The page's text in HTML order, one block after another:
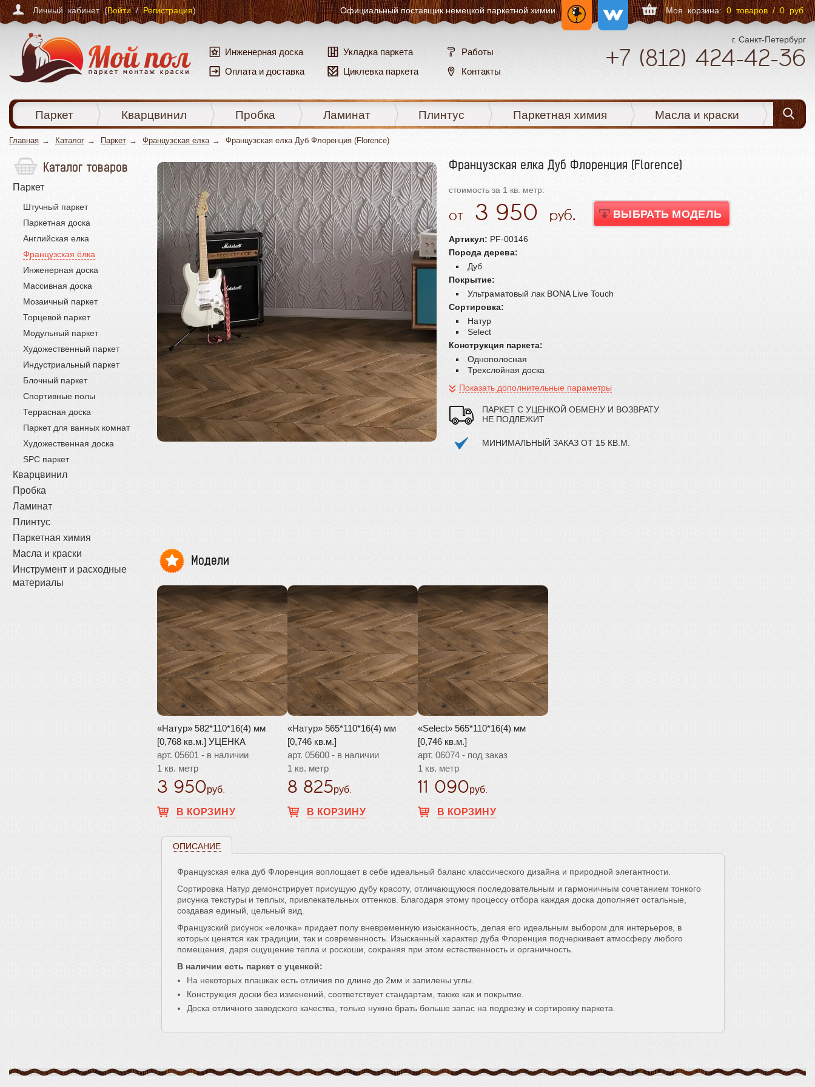
Моя корзина:0 товаров / 0 руб.
Личный кабинет (Войти/Регистрация) Официальный поставщикнемецкой паркетной химии
Инженерная доска
Оплата и доставка
Укладка паркета
Циклевка паркета
Работы
Контакты
г. Санкт-Петербург
+7 (812) 424-42-36
Паркет Кварцвинил Пробка Ламинат Плинтус Паркетная химия Масла и краски
Главная Каталог Паркет Французская елка Французская елка Дуб Флоренция (Florence)
Каталог товаров
Паркет
Штучный паркет
Паркетная доска
Английская елка
Французская ёлка
Инженерная доска
Массивная доска
Мозаичный паркет
Торцевой паркет
Модульный паркет
Художественный паркет
Индустриальный паркет
Блочный паркет
Спортивные полы
Террасная доска
Паркет для ванных комнат
Художественная доска
SPC паркет
Кварцвинил
Пробка
Ламинат
Плинтус
Паркетная химия
Масла и краски
Инструмент и расходные
материалы
Французская елка Дуб Флоренция (Florence)
стоимость за 1 кв. метр:
3 950 ВЫБРАТЬ МОДЕЛЬ
Артикул: PF-00146
Порода дерева:
Дуб
Покрытие:
Ультраматовый лак BONA Live Touch
Сортировка:
Натур
Select
Конструкция паркета:
Однополосная
Трехслойная доска
Показать дополнительные параметры
ПАРКЕТ С УЦЕНКОЙ ОБМЕНУ И ВОЗВРАТУ
НЕ ПОДЛЕЖИТ
МИНИМАЛЬНЫЙ ЗАКАЗ ОТ 15 КВ.М.
Модели
«Натур» 582*110*16(4) мм
[0,768 кв.м.] УЦЕНКА
арт. 05601 - в наличии
1 кв. метр
3 950руб.
В КОРЗИНУ
«Натур» 565*110*16(4) мм
[0,746 кв.м.]
арт. 05600 - в наличии
1 кв. метр
8 825руб.
В КОРЗИНУ
«Select» 565*110*16(4) мм
[0,746 кв.м.]
арт. 06074 - под заказ
1 кв. метр
11 090руб.
В КОРЗИНУ
ОПИСАНИЕ
Французская елка дуб Флоренция воплощает в себе идеальный баланс классического дизайна и природной элегантности.
Сортировка Натур демонстрирует присущую дубу красоту, отличающуюся последовательным и гармоничным сочетанием тонкого
рисунка текстуры и теплых, привлекательных оттенков. Благодаря этому процессу отбора каждая доска дополняет остальные,
создавая единый, цельный вид.
Французский рисунок «елочка» придает полу вневременную изысканность, делая его идеальным выбором для интерьеров, в
которых ценятся как традиции, так и современность. Изысканный характер дуба Флоренция подчеркивает атмосферу любого
помещения, даря ощущение тепла и роскоши, сохраняя при этом естественность и органичность.
В наличии есть паркет с уценкой:
На некоторых плашках есть отличия по длине до 2мм и запилены углы.
Конструкция доски без изменений, соответствует стандартам, также как и покрытие.
Доска отличного заводского качества, только нужно брать больше запас на подрезку и сортировку паркета.